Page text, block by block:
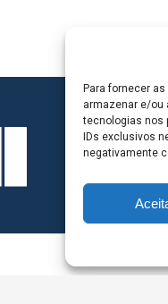
Para fornecer
armazenar e/ou
tecnologias nos
IDs exclusivos
negativamente